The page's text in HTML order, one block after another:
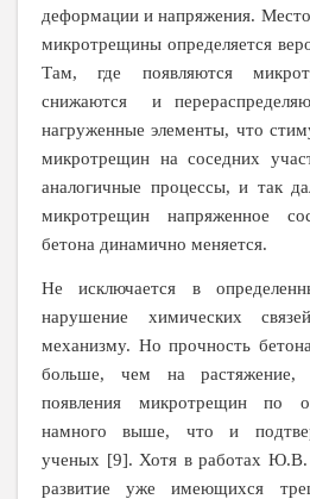
деформации и напряжения.
микротрещины определяется
Там, где появляются
снижаются и
нагруженные элементы, что
микротрещин на соседних
аналогичные процессы, и так
микротрещин напряженное
бетона динамично меняется.
Не исключается в
нарушение химических
механизму. Но прочность
больше, чем на растяжение,
появления микротрещин по
намного выше, что и
ученых [9]. Хотя в работах Ю.В.
развитие уже имеющихся